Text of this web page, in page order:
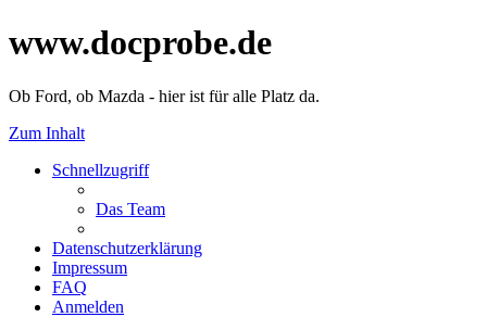
www.docprobe.de
Ob Ford, ob Mazda - hier ist für alle Platz da.
Zum Inhalt
Schnellzugriff
Das Team
Datenschutzerklärung
Impressum
FAQ
Anmelden